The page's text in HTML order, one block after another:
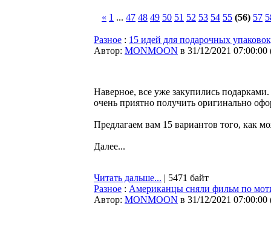
« 1 ... 47 48 49 50 51 52 53 54 55 (56) 57
Разное : 15 идей для подарочных
Автор: MONMOON в 31/12/2021 07:00:00
Наверное, все уже закупились
очень приятно получить оригинально
Предлагаем вам 15 вариантов того, как
Далее...
Читать дальше... | 5471 байт
Разное : Американцы сняли фильм по
Автор: MONMOON в 31/12/2021 07:00:00